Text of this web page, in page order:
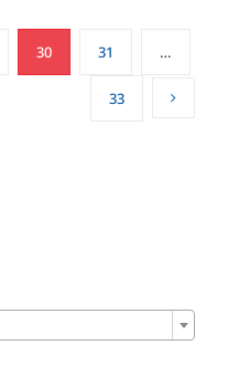
30 31 …
33